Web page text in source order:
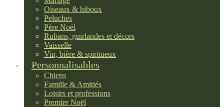
Oiseaux & hiboux
Peluches
Père Noël
Rubans, guirlandes et décors
Vaisselle
Vin, bière & spiritueux
Personnalisables
Chiens
Famille & Amitiés
Loisirs et professions
Premier Noël